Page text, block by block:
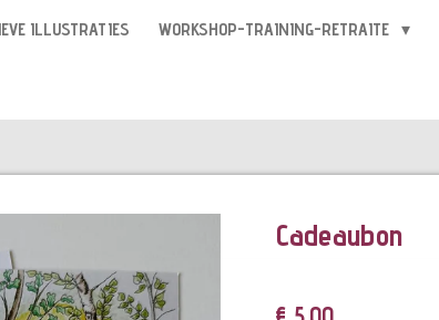
ILLUSTRATIES WORKSHOP-TRAINING-RETRAITE
Cadeaubon